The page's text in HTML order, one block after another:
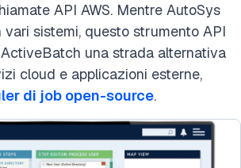
API AWS. Mentre AutoSys
sistemi, questo strumento API
una strada alternativa
cloud e applicazioni esterne,
di job open-source.